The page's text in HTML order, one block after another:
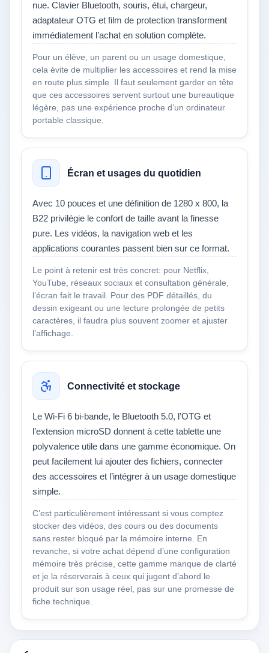
nue. Clavier Bluetooth, souris, étui, chargeur,
adaptateur OTG et film de protection transforment
immédiatement l’achat en solution complète.
Pour un élève, un parent ou un usage domestique,
cela évite de multiplier les accessoires et rend la mise
en route plus simple. Il faut seulement garder en tête
que ces accessoires servent surtout une bureautique
légère, pas une expérience proche d’un ordinateur
portable classique.
Écran et usages du quotidien
Avec 10 pouces et une définition de 1280 x 800, la
B22 privilégie le confort de taille avant la finesse
pure. Les vidéos, la navigation web et les
applications courantes passent bien sur ce format.
Le point à retenir est très concret: pour Netflix,
YouTube, réseaux sociaux et consultation générale,
l’écran fait le travail. Pour des PDF détaillés, du
dessin exigeant ou une lecture prolongée de petits
caractères, il faudra plus souvent zoomer et ajuster
l’affichage.
Connectivité et stockage
Le Wi‑Fi 6 bi-bande, le Bluetooth 5.0, l’OTG et
l’extension microSD donnent à cette tablette une
polyvalence utile dans une gamme économique. On
peut facilement lui ajouter des fichiers, connecter
des accessoires et l’intégrer à un usage domestique
simple.
C’est particulièrement intéressant si vous comptez
stocker des vidéos, des cours ou des documents
sans rester bloqué par la mémoire interne. En
revanche, si votre achat dépend d’une configuration
mémoire très précise, cette gamme manque de clarté
et je la réserverais à ceux qui jugent d’abord le
produit sur son usage réel, pas sur une promesse de
fiche technique.